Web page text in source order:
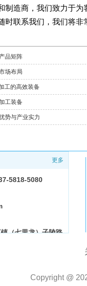
制造商，我们致力于
时联系我们，我们将非
品矩阵
场布局
工的高效装备
工装备
势与产业实力
更多
5818-5080
（七里龙）子陵路
Copyright @